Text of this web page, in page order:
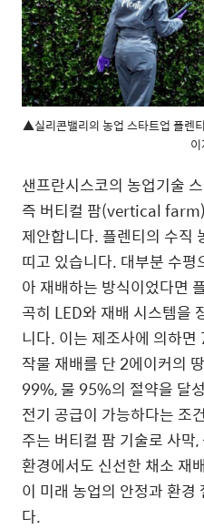
▲실리콘밸리의 농업 스타트업 플렌
샌프란시스코의 농업기술
즉 버티컬 팜(vertical
제안합니다. 플렌티의 수직
띠고 있습니다. 대부분 수
아 재배하는 방식이었다면
곡히 LED와 재배 시스템을
니다. 이는 제조사에 의하
작물 재배를 단 2에이커의
99%, 물 95%의 절약을 달
전기 공급이 가능하다는 조
주는 버티컬 팜 기술로 사막
환경에서도 신선한 채소 재
이 미래 농업의 안정과 환경
다.